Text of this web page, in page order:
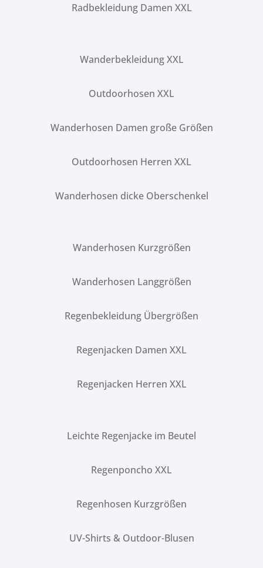
Radbekleidung Damen XXL
Wanderbekleidung XXL
Outdoorhosen XXL
Wanderhosen Damen große Größen
Outdoorhosen Herren XXL
Wanderhosen dicke Oberschenkel
Wanderhosen Kurzgrößen
Wanderhosen Langgrößen
Regenbekleidung Übergrößen
Regenjacken Damen XXL
Regenjacken Herren XXL
Leichte Regenjacke im Beutel
Regenponcho XXL
Regenhosen Kurzgrößen
UV-Shirts & Outdoor-Blusen